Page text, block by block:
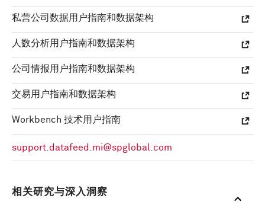
私营公司数据用户指南和数据架构
人数分析用户指南和数据架构
公司情报用户指南和数据架构
交易用户指南和数据架构
Workbench 技术用户指南
support.datafeed.mi@spglobal.com
相关研究与深入洞察